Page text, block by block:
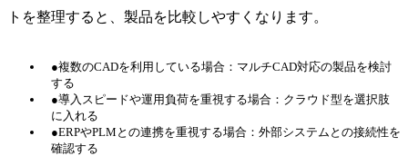
トを整理すると、製品を比較しやすくなります。
●複数のCADを利用している場合：マルチCAD対応の製品を検討
する
●導入スピードや運用負荷を重視する場合：クラウド型を選択肢
に入れる
●ERPやPLMとの連携を重視する場合：外部システムとの接続性を
確認する